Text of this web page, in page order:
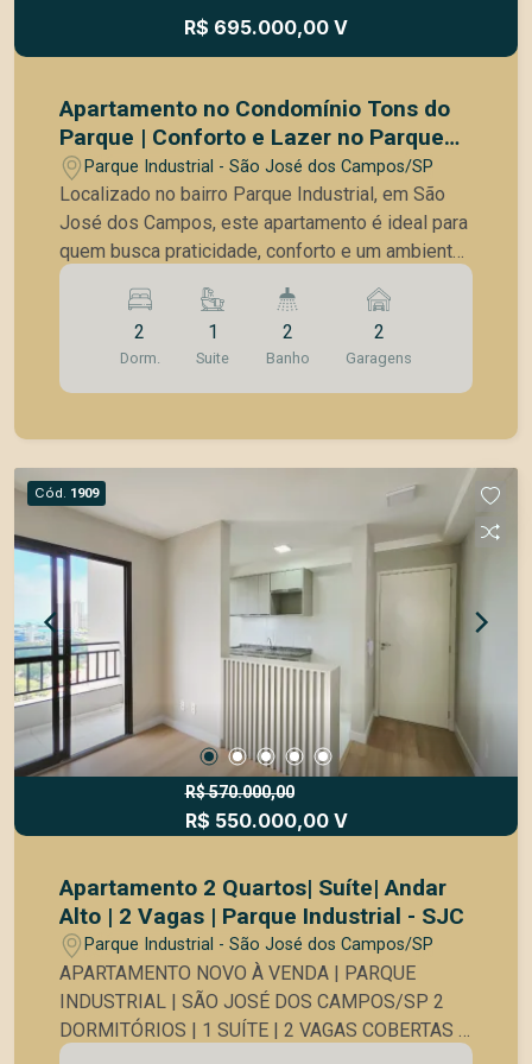
principais vias da cidade / Próximo a comércios,
serviços e conveniências / Bairro consolidado e
oportunidade para adquirir um imóvel completo,
com condição atrativa em relação ao mercado da
região. Agende sua visita e descubra todos os
detalhes deste apartamento que une praticidade,
conforto e excelente localização.
R$ 695.000,00 V
Apartamento no Condomínio Tons do
Parque | Conforto e Lazer no Parque
Industrial
Parque Industrial - São José dos Campos/SP
Localizado no bairro Parque Industrial, em São
José dos Campos, este apartamento é ideal para
quem busca praticidade, conforto e um ambiente
moderno. Com 65 m², o imóvel oferece: | 2
dormitórios sendo 1 suíte | Ambos com ar-
condicionado | Cozinha integrada com a sala |
Varanda gourmet | Repleto de armários
planejados | 2 vagas de garagem Lazer do
feminino | Brinquedoteca | Playground | Espaço
zen | Pergolado com redário
2
Dorm.
1
Suite
2
Banho
2
Garagens
Cód. 1909
R$ 570.000,00
R$ 550.000,00 V
Apartamento 2 Quartos| Suíte| Andar
Alto | 2 Vagas | Parque Industrial - SJC
Parque Industrial - São José dos Campos/SP
APARTAMENTO NOVO À VENDA | PARQUE
INDUSTRIAL | SÃO JOSÉ DOS CAMPOS/SP 2
DORMITÓRIOS | 1 SUÍTE | 2 VAGAS COBERTAS |
ANDAR ALTO | VISTA LIVRE | SOL POENTE |